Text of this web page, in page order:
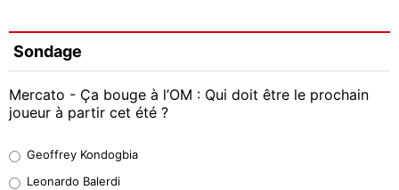
Sondage
Mercato - Ça bouge à l’OM : Qui doit être le prochain
joueur à partir cet été ?
38%
Geoffrey Kondogbia
Leonardo Balerdi